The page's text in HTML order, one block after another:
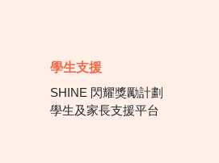
學生支援
SHINE 閃耀獎勵計劃
學生及家長支援平台